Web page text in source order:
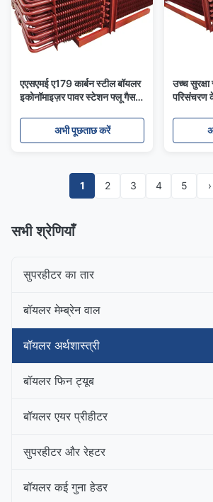
एएसएमई ए179 कार्बन स्टील बॉयलर
इकोनॉमाइज़र पावर स्टेशन फ्लू गैस
अभी पूछताछ करें
उच्च
परिसंचरण
सर्पिल फिन
1 2 3 4 5 ›
सभी श्रेणियाँ
सुपरहीटर का तार
बॉयलर मेम्ब्रेन वाल
बॉयलर अर्थशास्त्री
बॉयलर फिन ट्यूब
बॉयलर एयर प्रीहीटर
सुपरहीटर और रेहटर
बॉयलर कई गुना हेडर